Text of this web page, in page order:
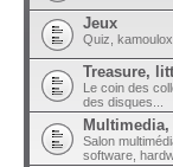
Jeux
Quiz,
Treasure,
Le coin des
des disques...
Salon
software,